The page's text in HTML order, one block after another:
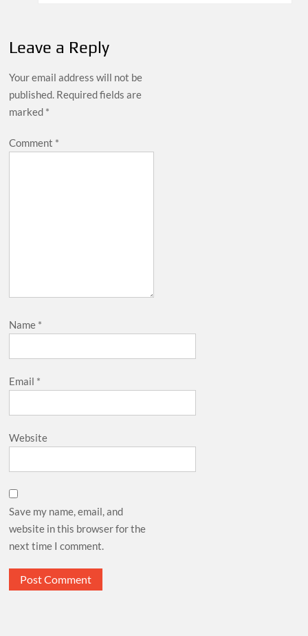
Leave a Reply
Your email address will not be
published. Required fields are
marked *
Comment *
Name *
Email *
Website
Save my name, email, and
website in this browser for the
next time I comment.